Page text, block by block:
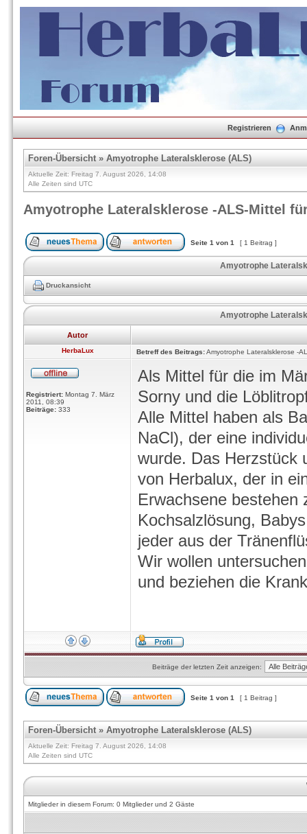
Registrieren
Foren-Übersicht» Amyotrophe Lateralsklerose (ALS)
Aktuelle Zeit: Freitag 7. August 2026, 14:08
Alle Zeiten sind UTC
Amyotrophe Lateralsklerose -ALS-Mittel
Seite 1 von 1 [ 1 Beitrag ]
Amyotrophe
Druckansicht
Amyotrophe
Autor
HerbaLux Betreff des Beitrags:Amyotrophe Lateralsklerose -
Registriert: Montag 7. März
2011, 08:39
Beiträge: 333
Als Mittel für die im
Sorny und die
Alle Mittel haben als
NaCl), der eine
wurde. Das Herzstück
von Herbalux, der in
Erwachsene bestehen
Kochsalzlösung,
jeder aus der
Wir wollen
und beziehen die
Beiträge der letzten Zeit anzeigen:
Seite 1 von 1 [ 1 Beitrag ]
Foren-Übersicht» Amyotrophe Lateralsklerose (ALS)
Aktuelle Zeit: Freitag 7. August 2026, 14:08
Alle Zeiten sind UTC
Mitglieder in diesem Forum: 0 Mitglieder und 2 Gäste